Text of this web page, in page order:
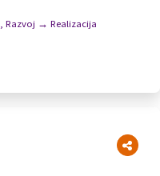
, Razvoj → Realizacija